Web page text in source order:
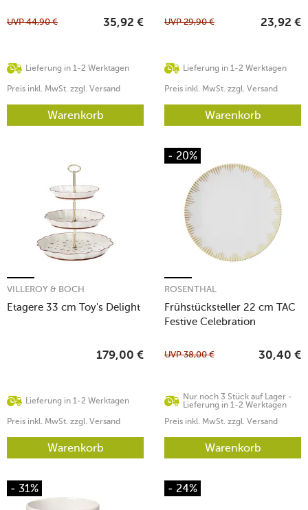
Lieferung in 1-2 Werktagen
UVP44,90 € 35,92 €
Preis inkl. MwSt. zzgl. Versand
Warenkorb
Lieferung in 1-2 Werktagen
UVP29,90 € 23,92 €
Preis inkl. MwSt. zzgl. Versand
Warenkorb
Etagere 33 cm Toy's Delight
VILLEROY & BOCH
Lieferung in 1-2 Werktagen
179,00 €
Preis inkl. MwSt. zzgl. Versand
Warenkorb
- 20%
Frühstücksteller 22 cm TAC
Festive Celebration
ROSENTHAL
Nur noch 3 Stück auf Lager -
Lieferung in 1-2 Werktagen
UVP38,00 € 30,40 €
Preis inkl. MwSt. zzgl. Versand
Warenkorb
- 31% - 24%